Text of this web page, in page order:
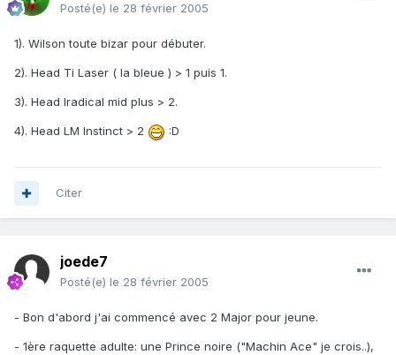
Posté(e) le 28 février 2005
1). Wilson toute bizar pour débuter.
2). Head Ti Laser ( la bleue ) > 1 puis 1.
3). Head Iradical mid plus > 2.
4). Head LM Instinct > 2 :D
Citer
joede7
Posté(e) le 28 février 2005
- Bon d'abord j'ai commencé avec 2 Major pour jeune.
- 1ère raquette adulte: une Prince noire ("Machin Ace" je crois..),